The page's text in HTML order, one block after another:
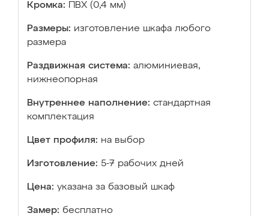
Кромка: ПВХ (0,4 мм)
Размеры: изготовление шкафа любого
размера
Раздвижная система: алюминиевая,
нижнеопорная
Внутреннее наполнение: стандартная
комплектация
Цвет профиля: на выбор
Изготовление: 5-7 рабочих дней
Цена: указана за базовый шкаф
Замер: бесплатно